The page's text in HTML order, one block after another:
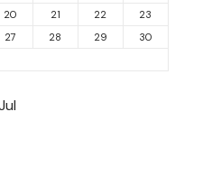
20 21 22
23
27 28 29
30